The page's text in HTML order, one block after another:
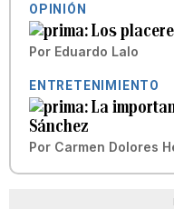
OPINIÓN
Los
Por Eduardo Lalo
ENTRETENIMIENTO
La
Sánchez
Por Carmen Dolores